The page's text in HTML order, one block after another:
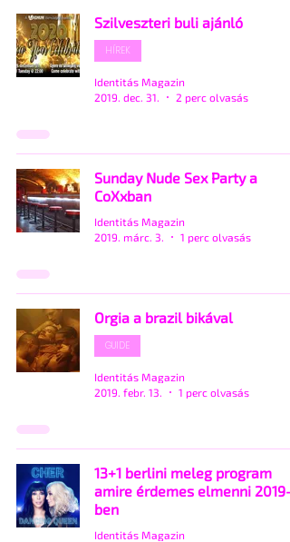
Szilveszteri buli ajánló
HÍREK
Identitás Magazin
2019. dec. 31.
2 perc olvasás
Sunday Nude Sex Party a
CoXxban
Identitás Magazin
2019. márc. 3.
1 perc olvasás
Orgia a brazil bikával
GUIDE
Identitás Magazin
2019. febr. 13.
1 perc olvasás
13+1 berlini meleg program
amire érdemes elmenni 2019-
ben
Identitás Magazin